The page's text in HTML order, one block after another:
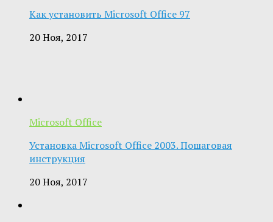
Как установить Microsoft Office 97
20 Ноя, 2017
Microsoft Office
Установка Microsoft Office 2003. Пошаговая
инструкция
20 Ноя, 2017